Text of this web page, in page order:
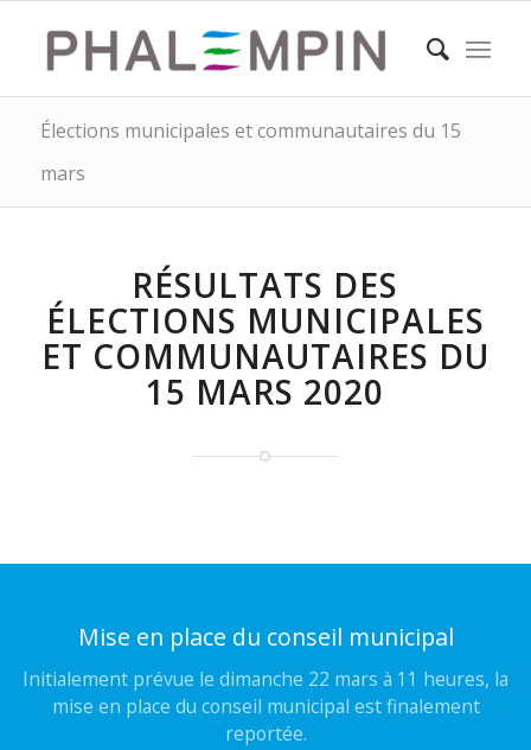
Élections municipales et communautaires du 15
mars
RÉSULTATS DES
ÉLECTIONS MUNICIPALES
ET COMMUNAUTAIRES DU
15 MARS 2020
Mise en place du conseil municipal
Initialement prévue le dimanche 22 mars à 11 heures, la
mise en place du conseil municipal est finalement
reportée.